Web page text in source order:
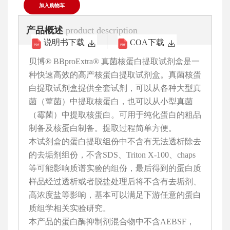
加入购物车
说明书下载 COA下载
产品概述 product description
贝博® BBproExtra® 真菌核蛋白提取试剂盒是一
种快速高效的高产核蛋白提取试剂盒。真菌核蛋
白提取试剂盒提供全套试剂，可以从各种大型真
菌（蕈菌）中提取核蛋白，也可以从小型真菌
（霉菌）中提取核蛋白。可用于纯化蛋白的粗品
制备及核蛋白制备。提取过程简单方便。
本试剂盒的蛋白提取组份中不含有无法透析除去
的去垢剂组份，不含SDS、Triton X-100、chaps
等可能影响质谱实验的组份，最后得到的蛋白质
样品经过透析或者脱盐处理后将不含有去垢剂、
高浓度盐等影响，基本可以满足下游任意的蛋白
质组学相关实验研究。
本产品的蛋白酶抑制剂混合物中不含AEBSF，